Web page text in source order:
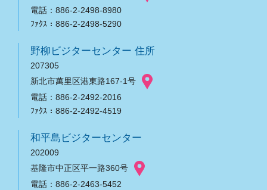
電話：886-2-2498-8980
ﾌｧｸｽ：886-2-2498-5290
野柳ビジターセンター 住所
207305
新北市萬里区港東路167-1号
電話：886-2-2492-2016
ﾌｧｸｽ：886-2-2492-4519
和平島ビジターセンター
202009
基隆市中正区平一路360号
電話：886-2-2463-5452